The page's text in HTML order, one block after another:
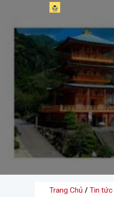
content
Trang Chủ / Tin tức